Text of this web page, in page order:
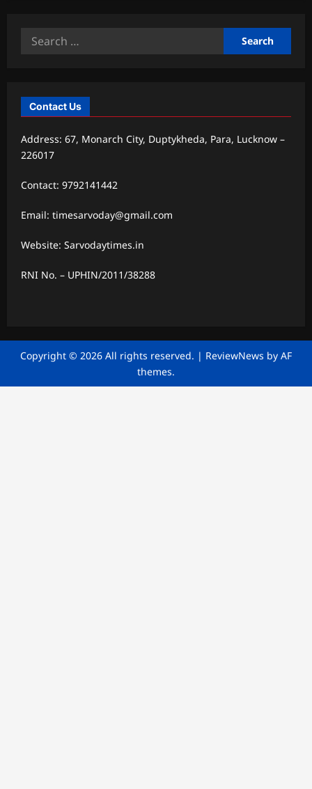
Search
Contact Us
Address: 67, Monarch City, Duptykheda, Para, Lucknow –
226017
Contact: 9792141442
Email: timesarvoday@gmail.com
Website: Sarvodaytimes.in
RNI No. – UPHIN/2011/38288
Copyright © 2026 All rights reserved. | ReviewNews by AF
themes.